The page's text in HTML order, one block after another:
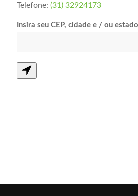
Telefone: (31) 32924173
Insira seu CEP, cidade e / ou estado